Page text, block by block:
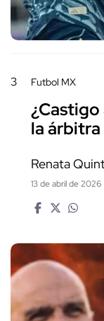
3 Futbol MX
¿Castigo
la
Renata
13 de abril de 2026